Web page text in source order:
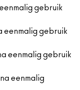
gebruik
eenmalig gebruik
eenmalig gebruik
eenmalig